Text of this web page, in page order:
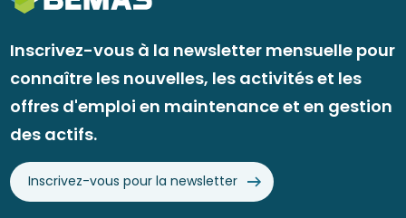
Inscrivez-vous à la newsletter mensuelle pour
connaître les nouvelles, les activités et les
offres d'emploi en maintenance et en gestion
des actifs.
Inscrivez-vous pour la newsletter